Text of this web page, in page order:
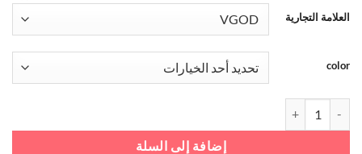
العلامة التجارية
color
إضافة إلى السلة